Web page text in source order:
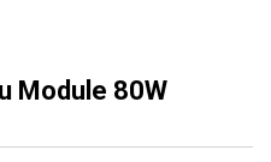
Module 80W